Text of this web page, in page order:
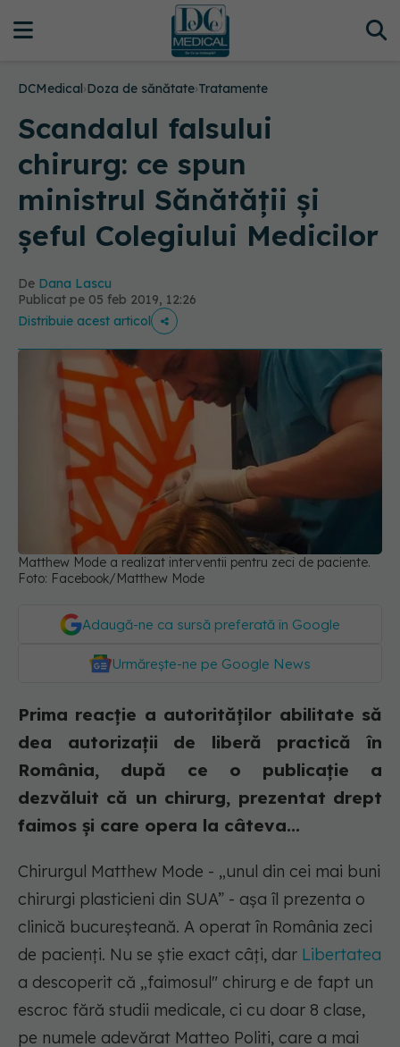
DCMedical›Doza de sănătate›Tratamente
Scandalul falsului
chirurg: ce spun
ministrul Sănătății și
șeful Colegiului Medicilor
De Dana Lascu
Publicat pe 05 feb 2019, 12:26
Distribuie acest articol
Matthew Mode a realizat interventii pentru zeci de paciente.
Foto: Facebook/Matthew Mode
Adaugă-ne ca sursă preferată în Google
Urmărește-ne pe Google News
Prima reacție a autorităților abilitate să
dea autorizații de liberă practică în
România, după ce o publicație a
dezvăluit că un chirurg, prezentat drept
faimos și care opera la câteva...
Chirurgul Matthew Mode - „unul din cei mai buni
chirurgi plasticieni din SUA” - așa îl prezenta o
clinică bucureșteană. A operat în România zeci
de pacienți. Nu se știe exact câți, dar Libertatea
a descoperit că „faimosul" chirurg e de fapt un
escroc fără studii medicale, ci cu doar 8 clase,
pe numele adevărat Matteo Politi, care a mai